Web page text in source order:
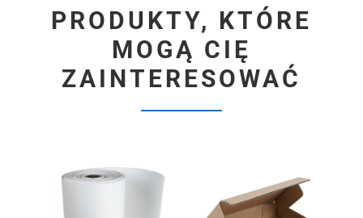
PRODUKTY, KTÓRE
MOGĄ CIĘ
ZAINTERESOWAĆ